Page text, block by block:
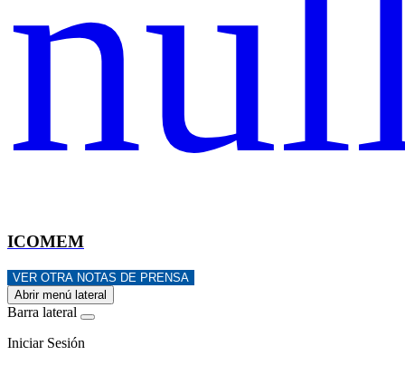
ICOMEM
VER OTRA NOTAS DE PRENSA
Abrir menú lateral
Barra lateral
Iniciar Sesión